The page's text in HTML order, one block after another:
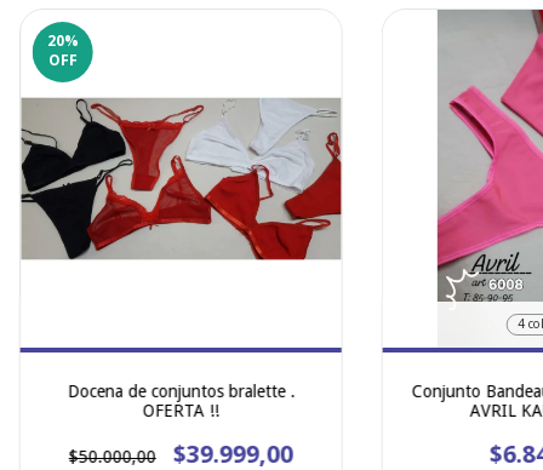
20%
OFF
Docena de conjuntos bralette .
OFERTA !!
$50.000,00 $39.999,00
4
Conjunto
AVRIL